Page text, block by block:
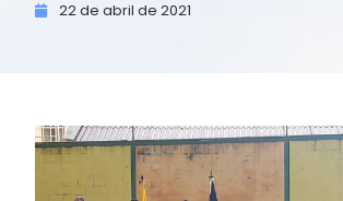
22 de abril de 2021